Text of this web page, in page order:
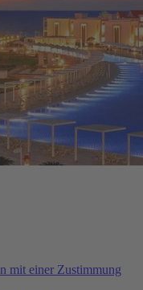
mit einer Zustimmung